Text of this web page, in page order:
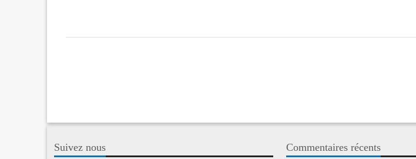
Suivez nous Commentaires récents